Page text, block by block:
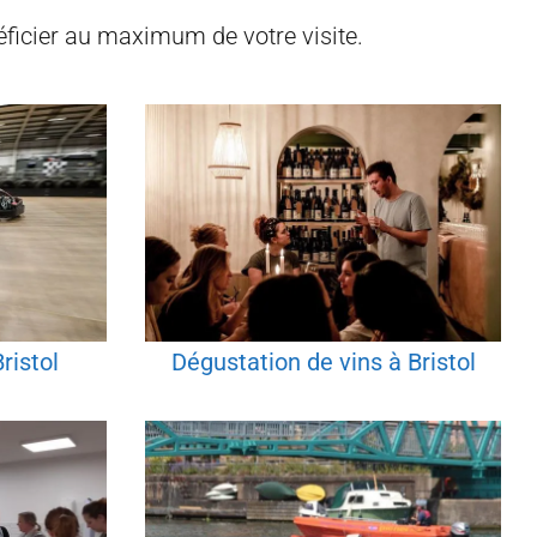
au maximum de votre visite.
Dégustation de vins à Bristol